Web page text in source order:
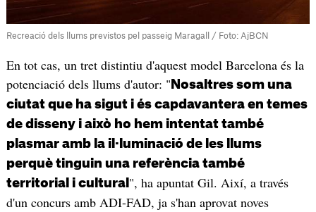
Recreació dels llums previstos pel passeig Maragall / Foto: AjBCN
En tot cas, un tret distintiu d'aquest model Barcelona és la
potenciació dels llums d'autor: " Nosaltres som una
ciutat que ha sigut i és capdavantera en temes
de disseny i això ho hem intentat també
plasmar amb la il·luminació de les llums
perquè tinguin una referència també
territorial i cultural ", ha apuntat Gil. Així, a través
d'un concurs amb ADI-FAD, ja s'han aprovat noves